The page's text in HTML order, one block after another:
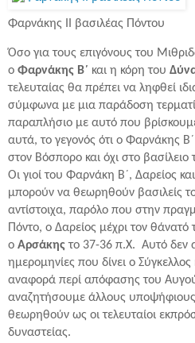
Φαρνάκης ΙΙ βασιλέας Πόντου
Όσο για τους επιγόνους του
ο Φαρνάκης Β´ και η κόρη του
τελευταίας θα πρέπει να ληφθεί
σύμφωνα με μια παράδοση
παραπλήσιο με αυτό που
αυτά, το γεγονός ότι ο Φαρνάκης
στον Βόσπορο και όχι στο βασίλειο
Οι γιοί του Φαρνάκη Β´, Δαρείος
μπορούν να θεωρηθούν βασιλείς
αντίστοιχα, παρόλο που στην
Πόντο, ο Δαρείος μέχρι τον
ο Αρσάκηςτο 37-36 π.Χ. Αυτό δεν
ημερομηνίες που δίνει ο
αναφορά περί απόφασης του
αναζητήσουμε άλλους
θεωρηθούν ως οι τελευταίοι
δυναστείας.